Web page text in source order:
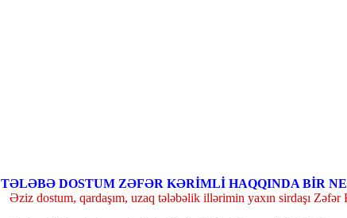
TƏLƏBƏ DOSTUM ZƏFƏR KƏRİMLİ HAQQINDA BİR
Əziz dostum, qardaşım, uzaq tələbəlik illərimin yaxın sirdaşı